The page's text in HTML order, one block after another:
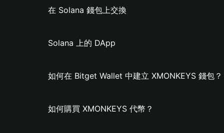
在 Solana 錢包上交換
Solana 上的 DApp
如何在 Bitget Wallet 中建立 XMONKEYS 錢包？
如何購買 XMONKEYS 代幣？